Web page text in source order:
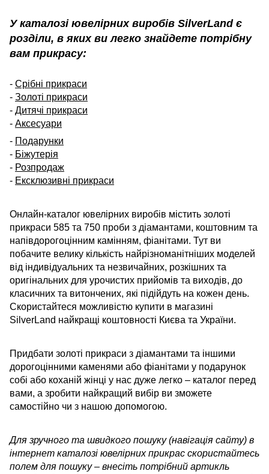
У каталозі ювелірних виробів SilverLand є
розділи, в яких ви легко знайдете потрібну
вам прикрасу:
- Срібні прикраси
- Золоті прикраси
- Дитячі прикраси
- Аксесуари
- Подарунки
- Біжутерія
- Розпродаж
- Ексклюзивні прикраси
Онлайн-каталог ювелірних виробів містить золоті
прикраси 585 та 750 проби з діамантами, коштовним та
напівдорогоцінним камінням, фіанітами. Тут ви
побачите велику кількість найрізноманітніших моделей
від індивідуальних та незвичайних, розкішних та
оригінальних для урочистих прийомів та виходів, до
класичних та витончених, які підійдуть на кожен день.
Скористайтеся можливістю купити в магазині
SilverLand найкращі коштовності Києва та України.
Придбати золоті прикраси з діамантами та іншими
дорогоцінними каменями або фіанітами у подарунок
собі або коханій жінці у нас дуже легко – каталог перед
вами, а зробити найкращий вибір ви зможете
самостійно чи з нашою допомогою.
Для зручного та швидкого пошуку (навігація сайту) в
інтернет каталозі ювелірних прикрас скористайтесь
полем для пошуку – внесіть потрібний артикль